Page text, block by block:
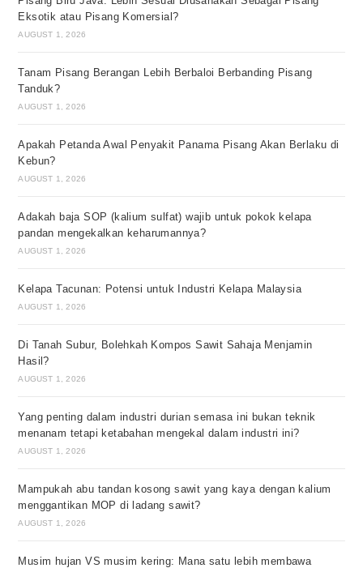
Eksotik atau Pisang Komersial?
AUGUST 1, 2026
Tanam Pisang Berangan Lebih Berbaloi Berbanding Pisang
Tanduk?
AUGUST 1, 2026
Apakah Petanda Awal Penyakit Panama Pisang Akan Berlaku di
Kebun?
AUGUST 1, 2026
Adakah baja SOP (kalium sulfat) wajib untuk pokok kelapa
pandan mengekalkan keharumannya?
AUGUST 1, 2026
Kelapa Tacunan: Potensi untuk Industri Kelapa Malaysia
AUGUST 1, 2026
Di Tanah Subur, Bolehkah Kompos Sawit Sahaja Menjamin
Hasil?
AUGUST 1, 2026
Yang penting dalam industri durian semasa ini bukan teknik
menanam tetapi ketabahan mengekal dalam industri ini?
AUGUST 1, 2026
Mampukah abu tandan kosong sawit yang kaya dengan kalium
menggantikan MOP di ladang sawit?
AUGUST 1, 2026
Musim hujan VS musim kering: Mana satu lebih membawa